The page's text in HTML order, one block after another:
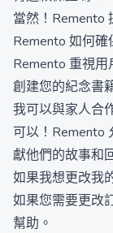
當然！Remento
Remento 如何確
Remento 重視
創建您的紀念書
我可以與家人合
可以！Remento
獻他們的故事和
如果我想更改我
如果您需要更改
幫助。